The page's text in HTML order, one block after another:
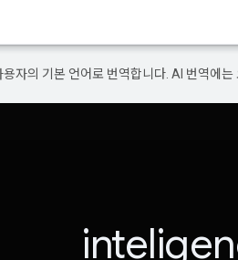
자의 기본 언어로 번역합니다. AI 번역에는